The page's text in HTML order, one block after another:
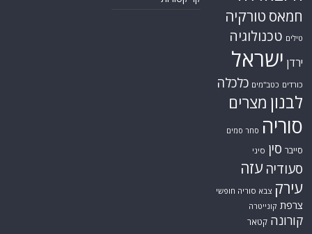
חמאס טורקיה
טילים טכנולוגיה
ירדן ישראל
כורדים כטב"מים כלכלה
לבנון מצרים
סוריה סחר סמים
סייבר סין סיני
סעודיה עזה
עירק צבא סוריה חופשי
צרפת קונייטרה
קורונה קטאר